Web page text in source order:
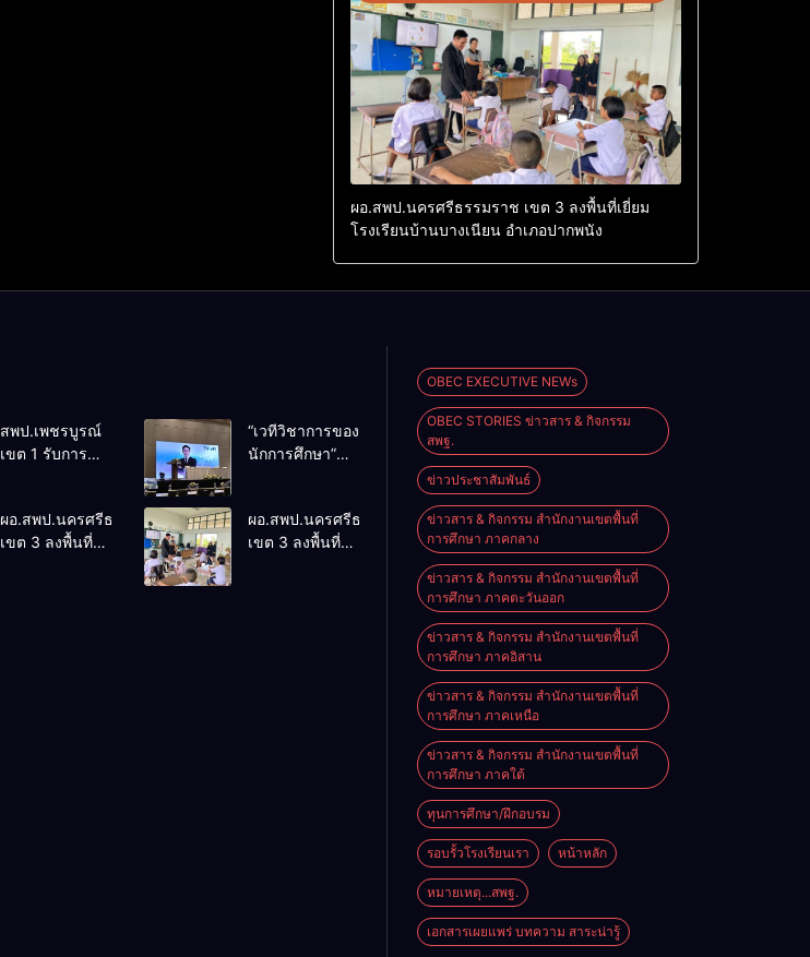
ผอ.สพป.นครศรีธรรมราช เขต 3 ลงพื้นที่เยี่ยม
โรงเรียนบ้านบางเนียน อำเภอปากพนัง
สพป.เพชรบูรณ์
เขต 1 รับการ
ประจักษ์ คัดเลือก
“ก.ต.ป.น.
“เวทีวิชาการของ
นักการศึกษา”
Thailand
International
ผอ.สพป.นครศรีธรรมราช
เขต 3 ลงพื้นที่
ผอ.สพป.นครศรีธรรมราช
เขต 3 ลงพื้นที่
OBEC EXECUTIVE NEWs
OBEC STORIES ข่าวสาร & กิจกรรม
สพฐ.
ข่าวประชาสัมพันธ์
ข่าวสาร & กิจกรรม สำนักงานเขตพื้นที่
การศึกษา ภาคกลาง
ข่าวสาร & กิจกรรม สำนักงานเขตพื้นที่
การศึกษา ภาคตะวันออก
ข่าวสาร & กิจกรรม สำนักงานเขตพื้นที่
การศึกษา ภาคอิสาน
ข่าวสาร & กิจกรรม สำนักงานเขตพื้นที่
การศึกษา ภาคเหนือ
ข่าวสาร & กิจกรรม สำนักงานเขตพื้นที่
การศึกษา ภาคใต้
ทุนการศึกษา/ฝึกอบรม
รอบรั้วโรงเรียนเรา หน้าหลัก
หมายเหตุ...สพฐ.
เอกสารเผยแพร่ บทความ สาระน่ารู้